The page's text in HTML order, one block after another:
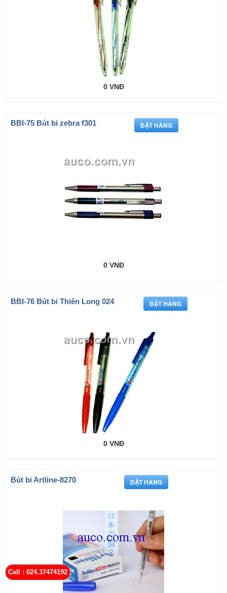
0 VNĐ
BBI-75 Bút bi zebra f301
0 VNĐ
BBI-76 Bút bi Thiên Long 024
0 VNĐ
Bút bi Artline-8270
Call : 024.37474192